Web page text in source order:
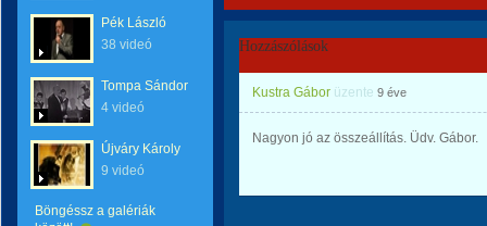
Pék László
38 videó
Tompa Sándor
4 videó
Újváry Károly
9 videó
Böngéssz a galériák
Hozzászólások
Kustra Gábor üzente 9 éve
Nagyon jó az összeállítás. Üdv. Gábor.